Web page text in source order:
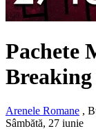
Pachete
Arenele Romane ,
Sâmbătă, 27 iunie